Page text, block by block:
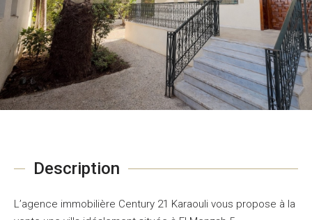
Description
L’agence immobilière Century 21 Karaouli vous propose à la